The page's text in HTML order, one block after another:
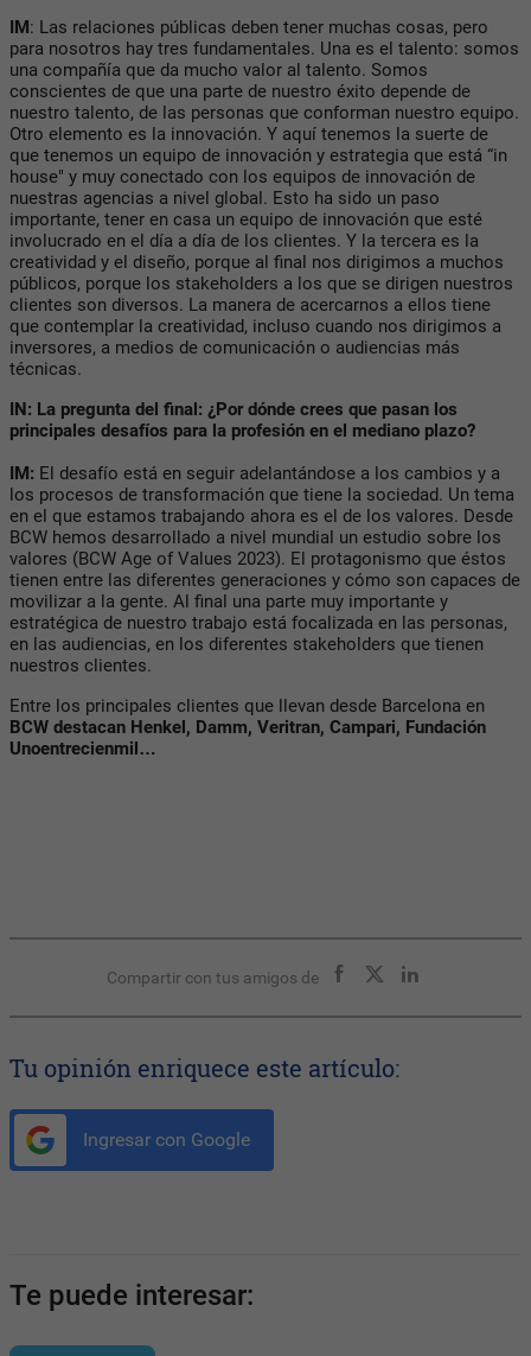
IM: Las relaciones públicas deben tener muchas cosas, pero
para nosotros hay tres fundamentales. Una es el talento: somos
una compañía que da mucho valor al talento. Somos
conscientes de que una parte de nuestro éxito depende de
nuestro talento, de las personas que conforman nuestro equipo.
Otro elemento es la innovación. Y aquí tenemos la suerte de
que tenemos un equipo de innovación y estrategia que está “in
house" y muy conectado con los equipos de innovación de
nuestras agencias a nivel global. Esto ha sido un paso
importante, tener en casa un equipo de innovación que esté
involucrado en el día a día de los clientes. Y la tercera es la
creatividad y el diseño, porque al final nos dirigimos a muchos
públicos, porque los stakeholders a los que se dirigen nuestros
clientes son diversos. La manera de acercarnos a ellos tiene
que contemplar la creatividad, incluso cuando nos dirigimos a
inversores, a medios de comunicación o audiencias más
técnicas.
IN: La pregunta del final: ¿Por dónde crees que pasan los
principales desafíos para la profesión en el mediano plazo?
IM: El desafío está en seguir adelantándose a los cambios y a
los procesos de transformación que tiene la sociedad. Un tema
en el que estamos trabajando ahora es el de los valores. Desde
BCW hemos desarrollado a nivel mundial un estudio sobre los
valores (BCW Age of Values 2023). El protagonismo que éstos
tienen entre las diferentes generaciones y cómo son capaces de
movilizar a la gente. Al final una parte muy importante y
estratégica de nuestro trabajo está focalizada en las personas,
en las audiencias, en los diferentes stakeholders que tienen
nuestros clientes.
Entre los principales clientes que llevan desde Barcelona en
BCW destacan Henkel, Damm, Veritran, Campari, Fundación
Unoentrecienmil…
Compartir con tus amigos de
Tu opinión enriquece este artículo:
Ingresar con Google
Te puede interesar: